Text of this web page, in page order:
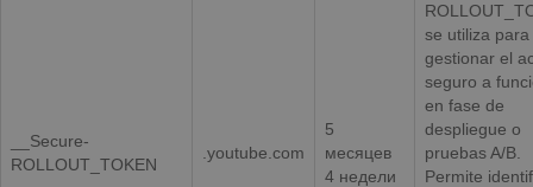
__Secure-
ROLLOUT_TOKEN
.youtube.com
5
месяцев
4 недели
se utiliza para
gestionar el
seguro a
en fase de
despliegue o
pruebas A/B.
Permite